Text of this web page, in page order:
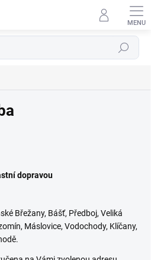
Hledat
dopravou
Břežany, Bášť, Předboj, Veliká
Máslovice, Vodochody, Klíčany,